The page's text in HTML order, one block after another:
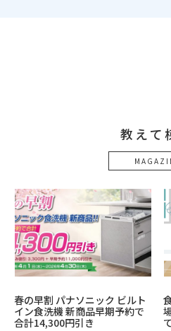
教えて
春の早割 パナソニック ビルト
イン食洗機 新商品早期予約で
合計14,300円引き